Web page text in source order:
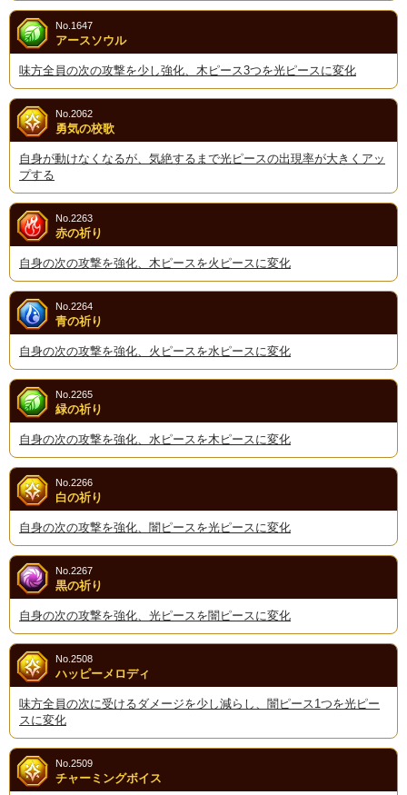
アースソウル
No.1647
味方全員の次の攻撃を少し強化、木ピース3つを光ピースに変化
勇気の校歌
No.2062
自身が動けなくなるが、気絶するまで光ピースの出現率が大きくアッ
プする
赤の祈り
No.2263
自身の次の攻撃を強化、木ピースを火ピースに変化
青の祈り
No.2264
自身の次の攻撃を強化、火ピースを水ピースに変化
緑の祈り
No.2265
自身の次の攻撃を強化、水ピースを木ピースに変化
白の祈り
No.2266
自身の次の攻撃を強化、闇ピースを光ピースに変化
黒の祈り
No.2267
自身の次の攻撃を強化、光ピースを闇ピースに変化
ハッピーメロディ
No.2508
味方全員の次に受けるダメージを少し減らし、闇ピース1つを光ピー
スに変化
チャーミングボイス
No.2509